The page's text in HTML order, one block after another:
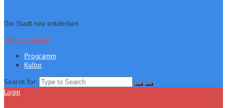
Die Stadt neu entdecken
Skip to content
Programm
Kultur
Search for:
Login